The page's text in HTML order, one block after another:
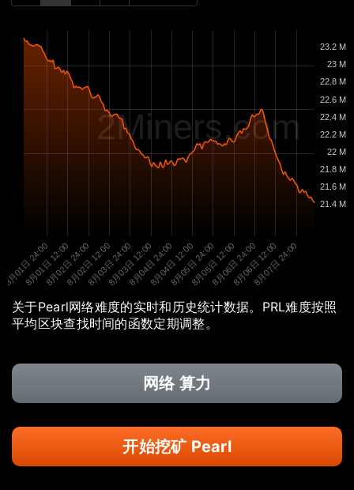
2Miners.com
8月01日 24:00
8月01日 12:00
8月02日 24:00
8月02日 12:00
8月03日 24:00
8月03日 12:00
8月04日 24:00
8月04日 12:00
8月05日 24:00
8月05日 12:00
8月06日 24:00
8月06日 12:00
8月07日 24:00
21.4 M
21.6 M
21.8 M
22 M
22.2 M
22.4 M
22.6 M
22.8 M
23 M
23.2 M
关于Pearl网络难度的实时和历史统计数据。PRL难度按照
平均区块查找时间的函数定期调整。
网络 算力
开始挖矿 Pearl